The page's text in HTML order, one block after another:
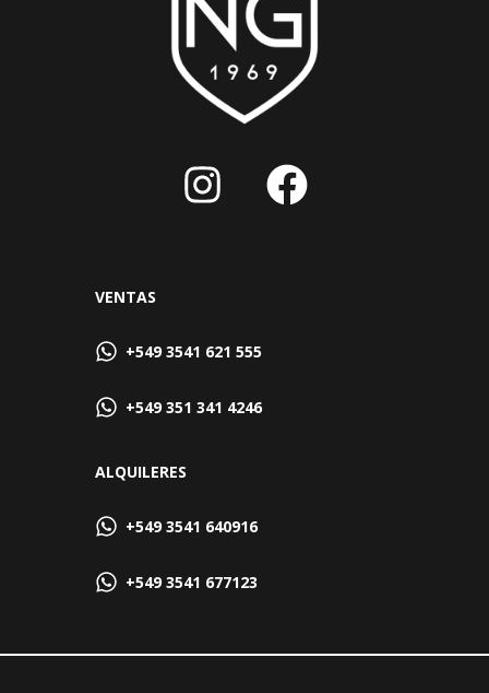
VENTAS
+549 3541 621 555
+549 351 341 4246
ALQUILERES
+549 3541 640916
+549 3541 677123